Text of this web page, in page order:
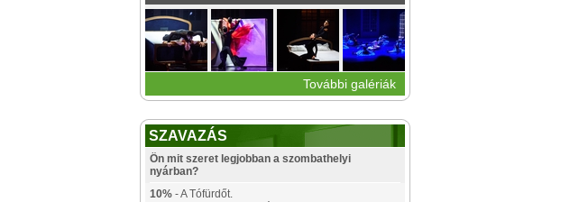
További galériák
SZAVAZÁS
Ön mit szeret legjobban a szombathelyi
nyárban?
10% - A Tófürdőt.